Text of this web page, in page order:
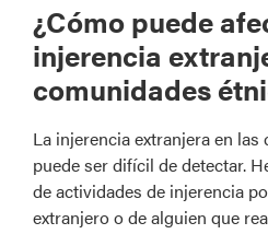
¿Cómo puede
injerencia
comunidades
La injerencia extranjera en
puede ser difícil de detectar.
de actividades de injerencia
extranjero o de alguien que